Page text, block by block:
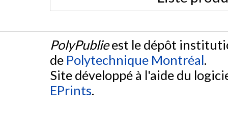
PolyPublieest le dépôt
de Polytechnique Montréal.
Site développé à l'aide du
EPrints.